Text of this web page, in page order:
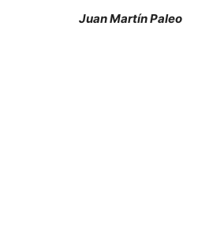
Juan Martín Paleo